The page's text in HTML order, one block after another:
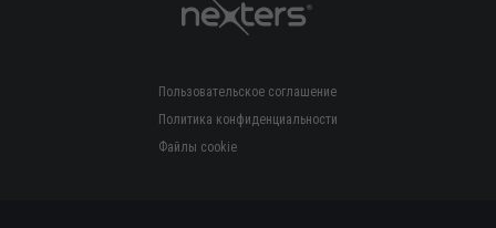
Пользовательское соглашение
Политика конфиденциальности
Файлы cookie